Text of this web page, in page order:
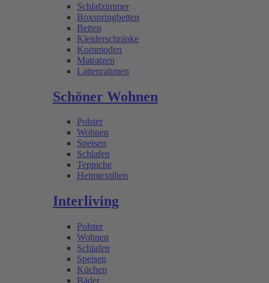
Schlafzimmer
Boxspringbetten
Betten
Kleiderschränke
Kommoden
Matratzen
Lattenrahmen
Schöner Wohnen
Polster
Wohnen
Speisen
Schlafen
Teppiche
Heimtextilien
Interliving
Polster
Wohnen
Schlafen
Speisen
Küchen
Bäder